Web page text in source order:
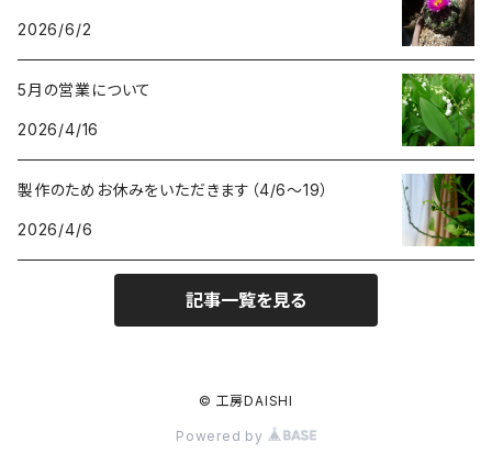
2026/6/2
5月の営業について
2026/4/16
製作のためお休みをいただきます（4/6〜19）
2026/4/6
記事一覧を見る
© 工房DAISHI
Powered by